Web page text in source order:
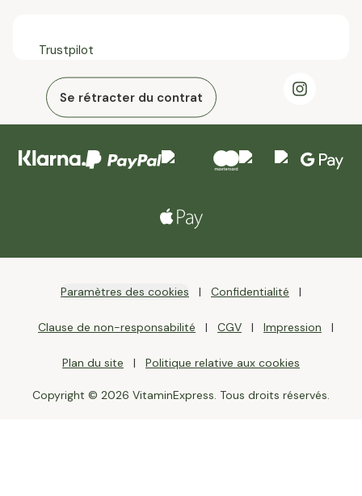
Trustpilot
Se rétracter du contrat
Paramètres des cookies Confidentialité
Clause de non-responsabilité CGV Impression
Plan du site Politique relative aux cookies
Copyright © 2026 VitaminExpress. Tous droits réservés.